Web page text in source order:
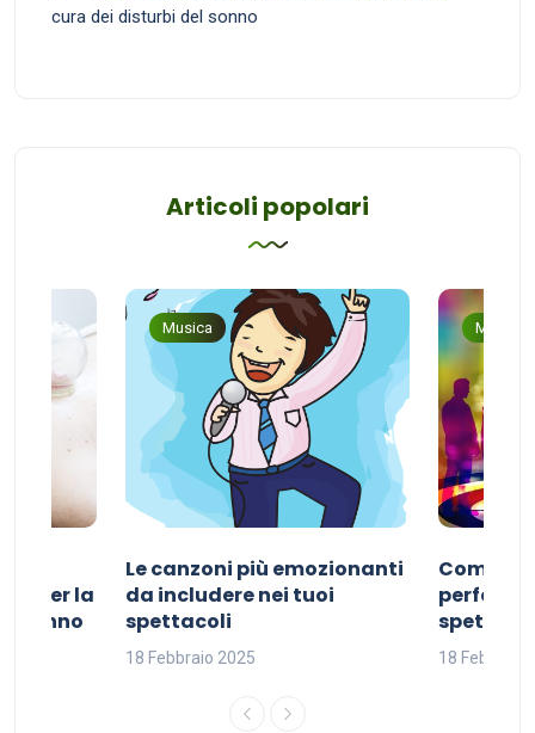
cura dei disturbi del sonno
Articoli popolari
per la
sonno
Musica
Le canzoni più emozionanti
da includere nei tuoi
spettacoli
18 Febbraio 2025
Musica
Come
perfetta
18 Febbraio